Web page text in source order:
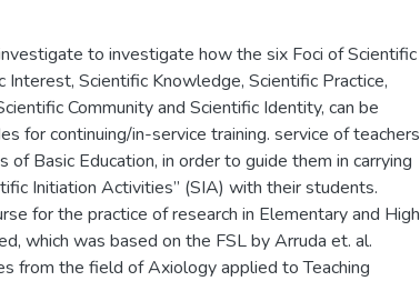
to investigate how the six Foci of Scientific
Interest, Scientific Knowledge, Scientific Practice,
Community and Scientific Identity, can be
for continuing/in-service training. service of teachers
of Basic Education, in order to guide them in carrying
Initiation Activities” (SIA) with their students.
for the practice of research in Elementary and High
which was based on the FSL by Arruda et. al.
from the field of Axiology applied to Teaching